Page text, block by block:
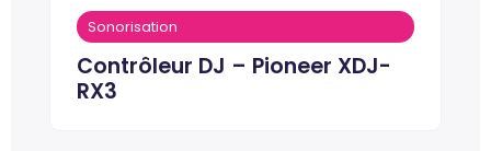
Sonorisation
Contrôleur DJ – Pioneer XDJ-
RX3